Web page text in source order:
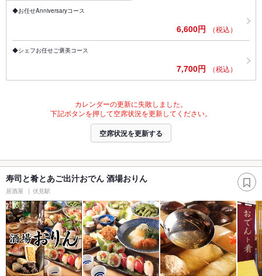
◆お任せAnniversaryコース
6,600円 （税込）
◆シェフお任せご褒美コース
7,700円 （税込）
カレンダーの更新に失敗しました。
下記ボタンを押して空席状況を更新してください。
空席状況を更新する
寿司と肴とあご出汁おでん 酒場おりん
居酒屋 伏見駅